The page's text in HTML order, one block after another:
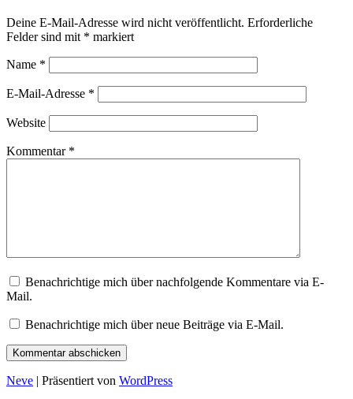
Deine E-Mail-Adresse wird nicht veröffentlicht. Erforderliche
Felder sind mit * markiert
Name *
E-Mail-Adresse *
Website
Kommentar *
Benachrichtige mich über nachfolgende Kommentare via E-
Mail.
Benachrichtige mich über neue Beiträge via E-Mail.
Neve | Präsentiert von WordPress